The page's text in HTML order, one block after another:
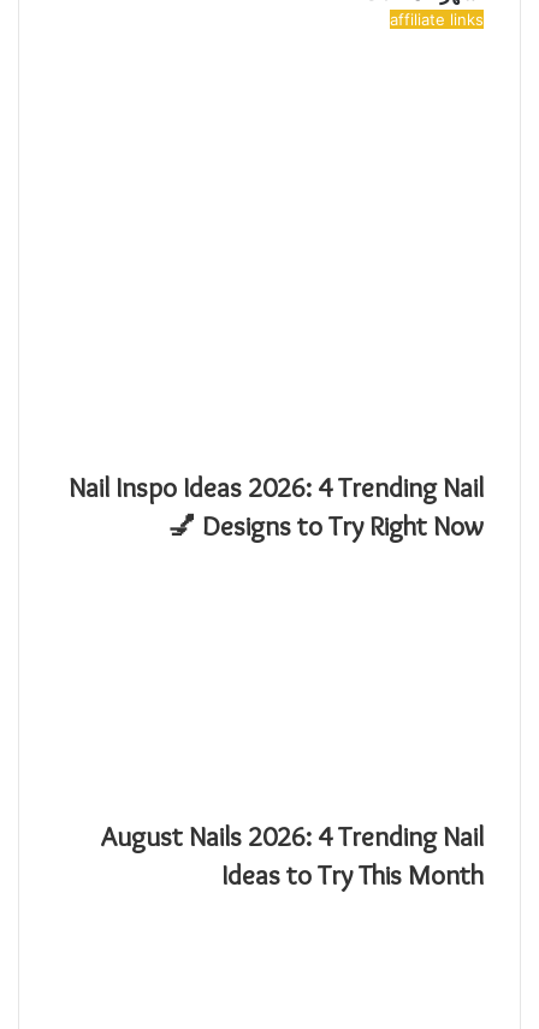
affiliate links
Nail Inspo Ideas 2026: 4 Trending Nail
Designs to Try Right Now 💅
August Nails 2026: 4 Trending Nail
Ideas to Try This Month